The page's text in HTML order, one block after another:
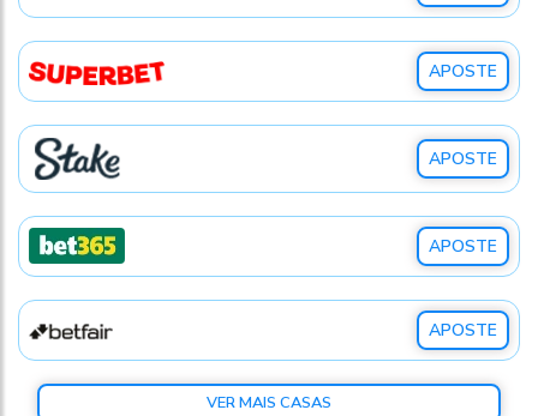
APOSTE
APOSTE
APOSTE
APOSTE
VER MAIS CASAS